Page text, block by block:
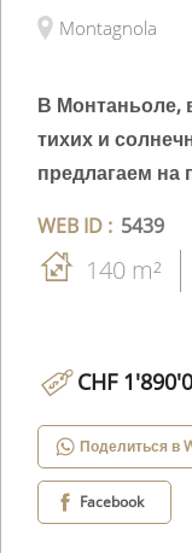
Montagnola
В Монтаньоле,
тихих и
предлагаем на
WEB ID : 5439
140 m²
CHF
Поделиться в
Facebook